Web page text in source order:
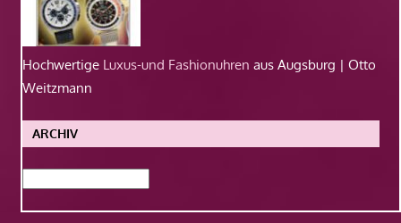
Hochwertige Luxus-und Fashionuhren aus Augsburg | Otto
Weitzmann
ARCHIV